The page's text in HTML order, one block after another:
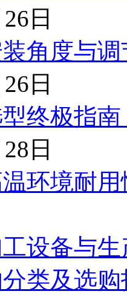
日
角度与
日
终极指
日
环境耐
设备与
类及选